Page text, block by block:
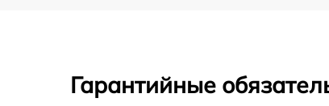
Гарантийные